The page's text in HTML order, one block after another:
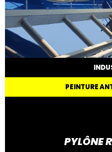
PEINTURE
PYLÔNE